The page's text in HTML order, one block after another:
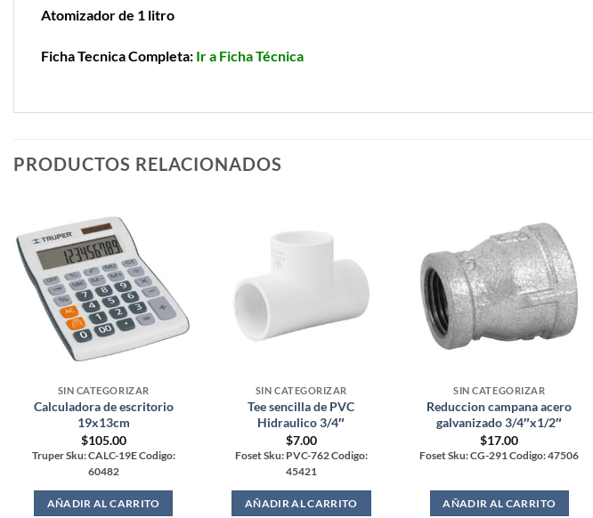
Atomizador de 1 litro
Ficha Tecnica Completa: Ir a Ficha Técnica
PRODUCTOS RELACIONADOS
SIN CATEGORIZAR
Calculadora de escritorio
19x13cm
$105.00
Truper Sku: CALC-19E Codigo:
60482
AÑADIR AL CARRITO
SIN CATEGORIZAR
Tee sencilla de PVC
Hidraulico 3/4″
$7.00
Foset Sku: PVC-762 Codigo:
45421
AÑADIR AL CARRITO
SIN CATEGORIZAR
Reduccion campana acero
galvanizado 3/4″x1/2″
$17.00
Foset Sku: CG-291 Codigo: 47506
AÑADIR AL CARRITO